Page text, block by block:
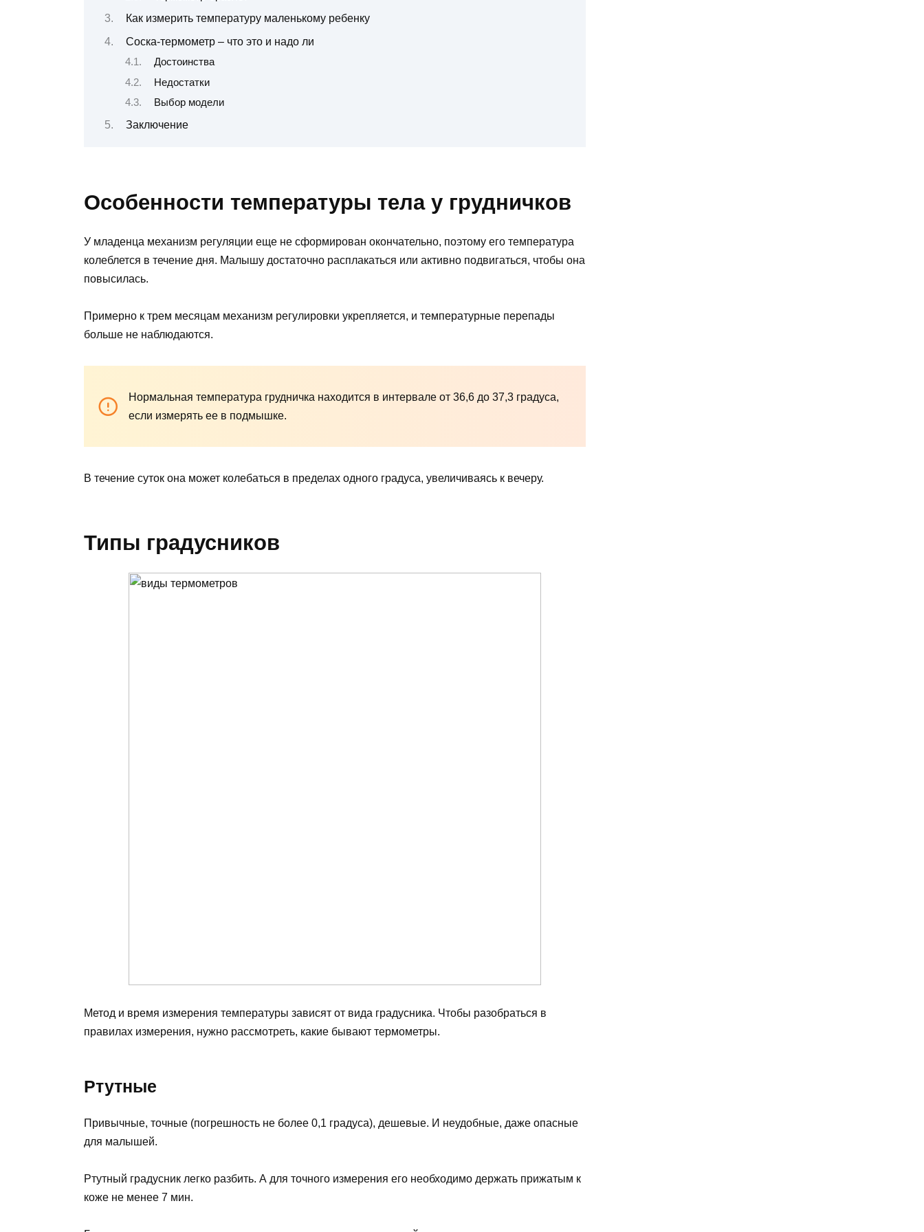
Как измерить температуру маленькому ребенку
Соска-термометр – что это и надо ли
Достоинства
Недостатки
Выбор модели
Заключение
Особенности температуры тела у грудничков
У младенца механизм регуляции еще не сформирован окончательно, поэтому его температура
колеблется в течение дня. Малышу достаточно расплакаться или активно подвигаться, чтобы она
повысилась.
Примерно к трем месяцам механизм регулировки укрепляется, и температурные перепады
больше не наблюдаются.
Нормальная температура грудничка находится в интервале от 36,6 до 37,3 градуса,
если измерять ее в подмышке.
В течение суток она может колебаться в пределах одного градуса, увеличиваясь к вечеру.
Типы градусников
Метод и время измерения температуры зависят от вида градусника. Чтобы разобраться в
правилах измерения, нужно рассмотреть, какие бывают термометры.
Ртутные
Привычные, точные (погрешность не более 0,1 градуса), дешевые. И неудобные, даже опасные
для малышей.
Ртутный градусник легко разбить. А для точного измерения его необходимо держать прижатым к
коже не менее 7 мин.